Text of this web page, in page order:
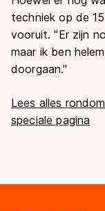
techniek op de
vooruit. "Er zijn
maar ik ben
doorgaan."
Lees alles
speciale pagina